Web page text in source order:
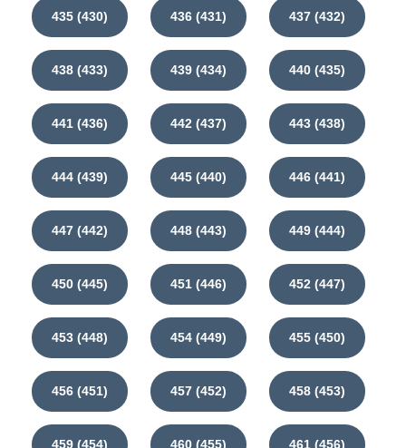
435 (430) 436 (431) 437 (432)
438 (433) 439 (434) 440 (435)
441 (436) 442 (437) 443 (438)
444 (439) 445 (440) 446 (441)
447 (442) 448 (443) 449 (444)
450 (445) 451 (446) 452 (447)
453 (448) 454 (449) 455 (450)
456 (451) 457 (452) 458 (453)
459 (454) 460 (455) 461 (456)